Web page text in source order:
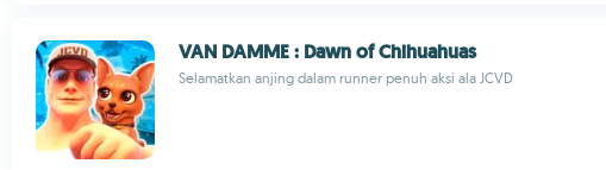
VAN DAMME : Dawn of Chihuahuas
Selamatkan anjing dalam runner penuh aksi ala JCVD